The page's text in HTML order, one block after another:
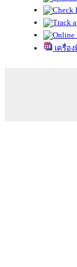
เครื่อ